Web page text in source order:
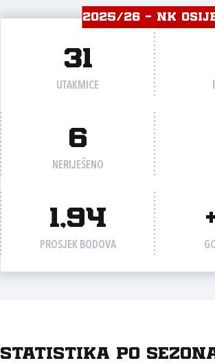
2025/26 - NK
31
UTAKMICE
6
NERIJEŠENO
1,94
PROSJEK BODOVA
Statistika po